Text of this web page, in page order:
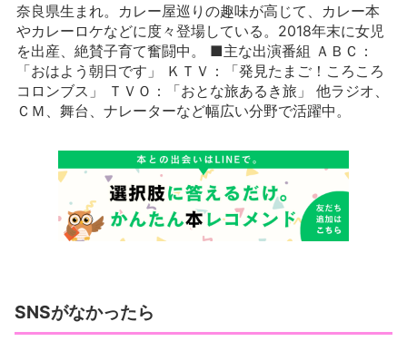
奈良県生まれ。カレー屋巡りの趣味が高じて、カレー本
やカレーロケなどに度々登場している。2018年末に女児
を出産、絶賛子育て奮闘中。 ■主な出演番組 ＡＢＣ：
「おはよう朝日です」 ＫＴＶ：「発見たまご！ころころ
コロンブス」 ＴＶＯ：「おとな旅あるき旅」 他ラジオ、
ＣＭ、舞台、ナレーターなど幅広い分野で活躍中。
SNSがなかったら